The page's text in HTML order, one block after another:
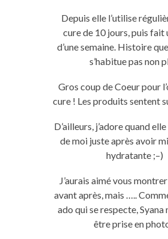
Depuis elle l’utilise
cure de 10 jours, puis fait
d’une semaine.Histoire que
s’habitue pas non
Gros coup de Coeur pour
cure ! Les produits sentent
D’ailleurs, j’adore quand
de moi juste après avoir
hydratante ;–)
J’aurais aimé vous
avant après, mais …..
ado qui se respecte,Syana
être prise en